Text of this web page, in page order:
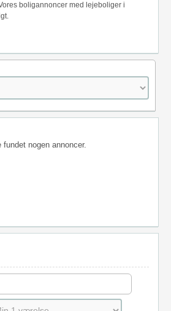
boligannoncer med lejeboliger i
nogen annoncer.